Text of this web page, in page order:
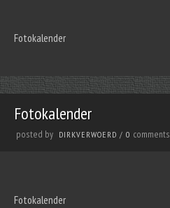
Fotokalender
Fotokalender
posted by DIRKVERWOERD / 0 comments
Fotokalender